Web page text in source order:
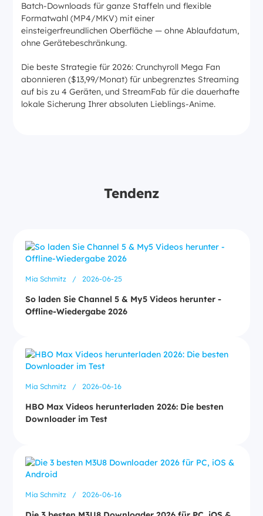
Batch-Downloads für ganze Staffeln und flexible
Formatwahl (MP4/MKV) mit einer
einsteigerfreundlichen Oberfläche — ohne Ablaufdatum,
ohne Gerätebeschränkung.
Die beste Strategie für 2026: Crunchyroll Mega Fan
abonnieren ($13,99/Monat) für unbegrenztes Streaming
auf bis zu 4 Geräten, und StreamFab für die dauerhafte
lokale Sicherung Ihrer absoluten Lieblings-Anime.
Tendenz
Mia Schmitz / 2026-06-25
So laden Sie Channel 5 & My5 Videos herunter -
Offline-Wiedergabe 2026
Mia Schmitz / 2026-06-16
HBO Max Videos herunterladen 2026: Die besten
Downloader im Test
Mia Schmitz / 2026-06-16